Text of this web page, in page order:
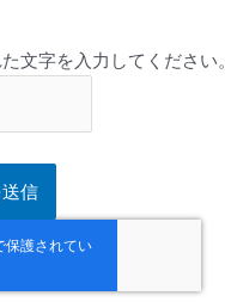
た文字を入力してください